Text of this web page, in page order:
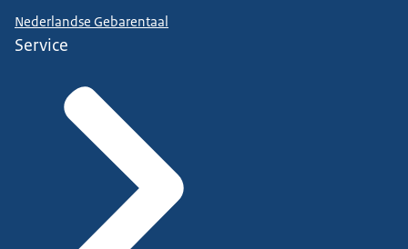
Nederlandse Gebarentaal
Service